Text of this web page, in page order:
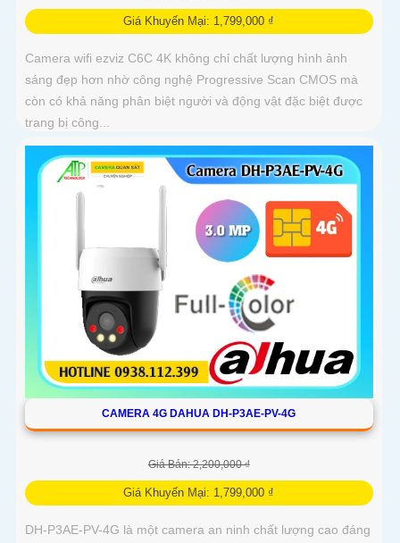
Giá Khuyến Mại: 1,799,000 ₫
Camera wifi ezviz C6C 4K không chỉ chất lượng hình ảnh
sáng đẹp hơn nhờ công nghệ Progressive Scan CMOS mà
còn có khả năng phân biệt người và động vật đặc biệt được
trang bị công...
CAMERA 4G DAHUA DH-P3AE-PV-4G
Giá Bán: 2,200,000 ₫
Giá Khuyến Mại: 1,799,000 ₫
DH-P3AE-PV-4G là một camera an ninh chất lượng cao đáng